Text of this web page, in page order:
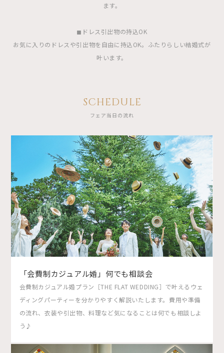
ます。
◼︎ドレス引出物の持込OK
お気に入りのドレスや引出物を自由に持込OK。ふたりらしい結婚式が
叶います。
SCHEDULE
フェア当日の流れ
「会費制カジュアル婚」何でも相談会
会費制カジュアル婚プラン［THE FLAT WEDDING］で叶えるウェ
ディングパーティーを分かりやすく解説いたします。費用や準備
の流れ、衣装や引出物、料理など気になることは何でも相談しよ
う♪